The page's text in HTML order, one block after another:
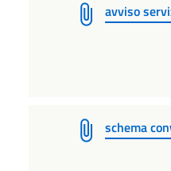
avviso
schema